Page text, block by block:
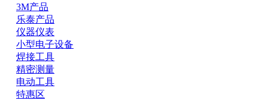
3M产品
乐泰产品
仪器仪表
小型电子设备
焊接工具
精密测量
电动工具
特惠区